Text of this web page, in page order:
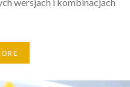
wersjach i kombinacjach